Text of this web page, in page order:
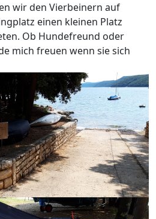
wir den Vierbeinern auf
einen kleinen Platz
Ob Hundefreund oder
mich freuen wenn sie sich